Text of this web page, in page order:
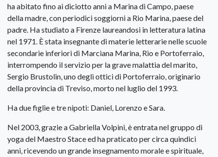
ha abitato fino ai diciotto anni a Marina di Campo, paese
della madre, con periodici soggiorni a Rio Marina, paese del
padre. Ha studiato a Firenze laureandosi in letteratura latina
nel 1971. È stata insegnante di materie letterarie nelle scuole
secondarie inferiori di Marciana Marina, Rio e Portoferraio,
interrompendo il servizio per la grave malattia del marito,
Sergio Brustolin, uno degli ottici di Portoferraio, originario
della provincia di Treviso, morto nel luglio del 1993.
Ha due figlie e tre nipoti: Daniel, Lorenzo e Sara.
Nel 2003, grazie a Gabriella Volpini, è entrata nel gruppo di
yoga del Maestro Stace ed ha praticato per circa quindici
anni, ricevendo un grande insegnamento morale e spirituale,